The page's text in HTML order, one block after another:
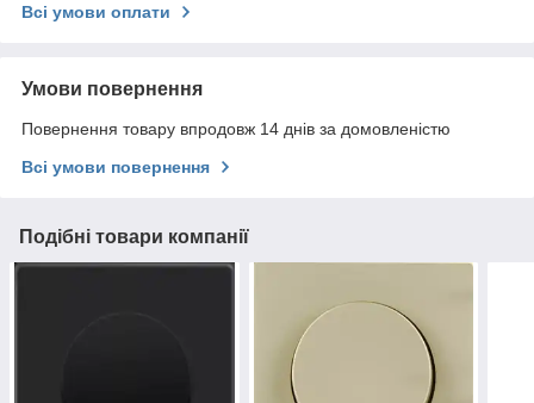
Всі умови оплати
Умови повернення
Повернення товару впродовж 14 днів за домовленістю
Всі умови повернення
Подібні товари компанії